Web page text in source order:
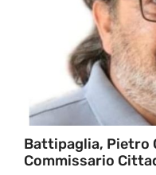
Battipaglia, Pietro
Commissario